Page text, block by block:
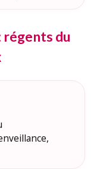
régents du